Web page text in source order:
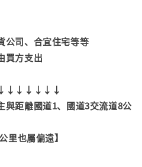
公司、合宜住宅等等
買方支出
與距離國道1、國道3交流道8公
里也屬偏遠】